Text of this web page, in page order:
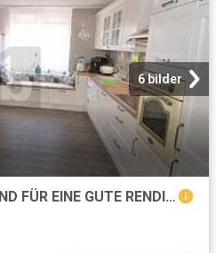
6 bilder
5 PARTEIEN LEERSTEHEND FÜR EINE GUTE RENDITE!